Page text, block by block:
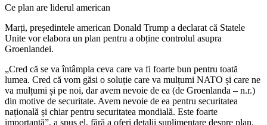
Ce plan are liderul american
Marți, președintele american Donald Trump a declarat că Statele
Unite vor elabora un plan pentru a obține controlul asupra
Groenlandei.
„Cred că se va întâmpla ceva care va fi foarte bun pentru toată
lumea. Cred că vom găsi o soluție care va mulțumi NATO și care ne
va mulțumi și pe noi, dar avem nevoie de ea (de Groenlanda – n.r.)
din motive de securitate. Avem nevoie de ea pentru securitatea
națională și chiar pentru securitatea mondială. Este foarte
importantă”, a spus el, fără a oferi detalii suplimentare despre plan.